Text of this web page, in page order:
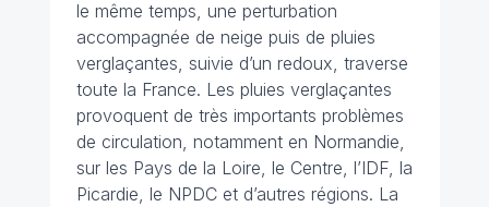
le même temps, une perturbation
accompagnée de neige puis de pluies
verglaçantes, suivie d’un redoux, traverse
toute la France. Les pluies verglaçantes
provoquent de très importants problèmes
de circulation, notamment en Normandie,
sur les Pays de la Loire, le Centre, l’IDF, la
Picardie, le NPDC et d’autres régions. La